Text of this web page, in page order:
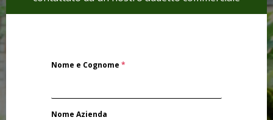
Nome e Cognome *
Nome Azienda